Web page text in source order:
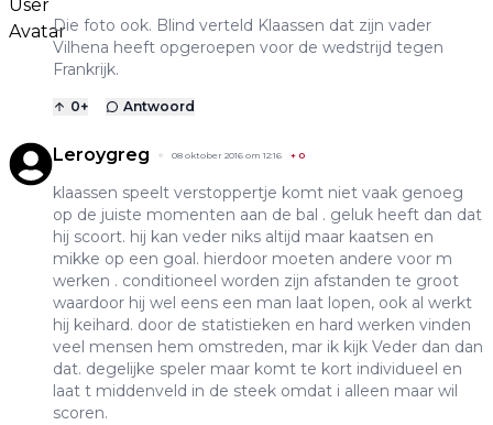
Die foto ook. Blind verteld Klaassen dat zijn vader
Vilhena heeft opgeroepen voor de wedstrijd tegen
Frankrijk.
0+ Antwoord
Leroygreg 08 oktober 2016 om 12:16 + 0
klaassen speelt verstoppertje komt niet vaak genoeg
op de juiste momenten aan de bal . geluk heeft dan dat
hij scoort. hij kan veder niks altijd maar kaatsen en
mikke op een goal. hierdoor moeten andere voor m
werken . conditioneel worden zijn afstanden te groot
waardoor hij wel eens een man laat lopen, ook al werkt
hij keihard. door de statistieken en hard werken vinden
veel mensen hem omstreden, mar ik kijk Veder dan dan
dat. degelijke speler maar komt te kort individueel en
laat t middenveld in de steek omdat i alleen maar wil
scoren.